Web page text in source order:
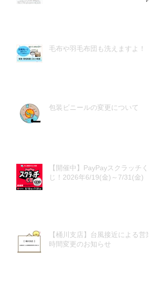
毛布や羽毛布団も洗えますよ！
包装ビニールの変更について
【開催中】PayPayスクラッチく
じ！2026年6/19(金)～7/31(金)
【桶川支店】台風接近による営業
時間変更のお知らせ